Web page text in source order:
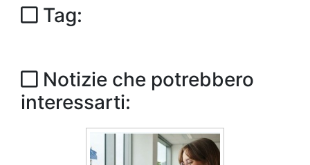
Tag:
Notizie che potrebbero
interessarti: